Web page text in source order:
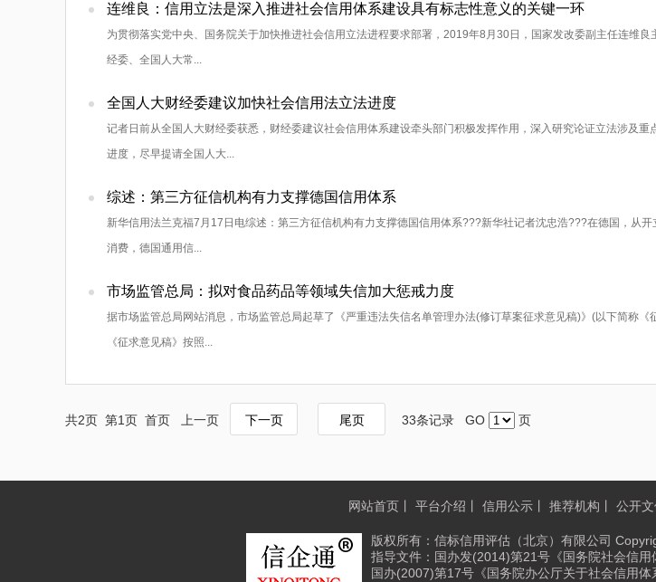
连维良：信用立法是深入推进社会信用体系建设具有标志性意义的关键一环
为贯彻落实党中央、国务院关于加快推进社会信用立法进程要求部署，2019年8月30日，国家发改委副主任连维
经委、全国人大常...
全国人大财经委建议加快社会信用法立法进度
记者日前从全国人大财经委获悉，财经委建议社会信用体系建设牵头部门积极发挥作用，深入研究论证立法涉及
进度，尽早提请全国人大...
综述：第三方征信机构有力支撑德国信用体系
新华信用法兰克福7月17日电综述：第三方征信机构有力支撑德国信用体系???新华社记者沈忠浩???在德国，从
消费，德国通用信...
市场监管总局：拟对食品药品等领域失信加大惩戒力度
据市场监管总局网站消息，市场监管总局起草了《严重违法失信名单管理办法(修订草案征求意见稿)》(以下简称《
《征求意见稿》按照...
共2页 第1页 首页 上一页 下一页 尾页 33条记录 GO 页
网站首页 平台介绍 信用公示 推荐机构 公开
版权所有：信标信用评估（北京）有限公司
指导文件：国办发(2014)第21号《国务院社会信
国办(2007)第17号《国务院办公厅关于社会信用